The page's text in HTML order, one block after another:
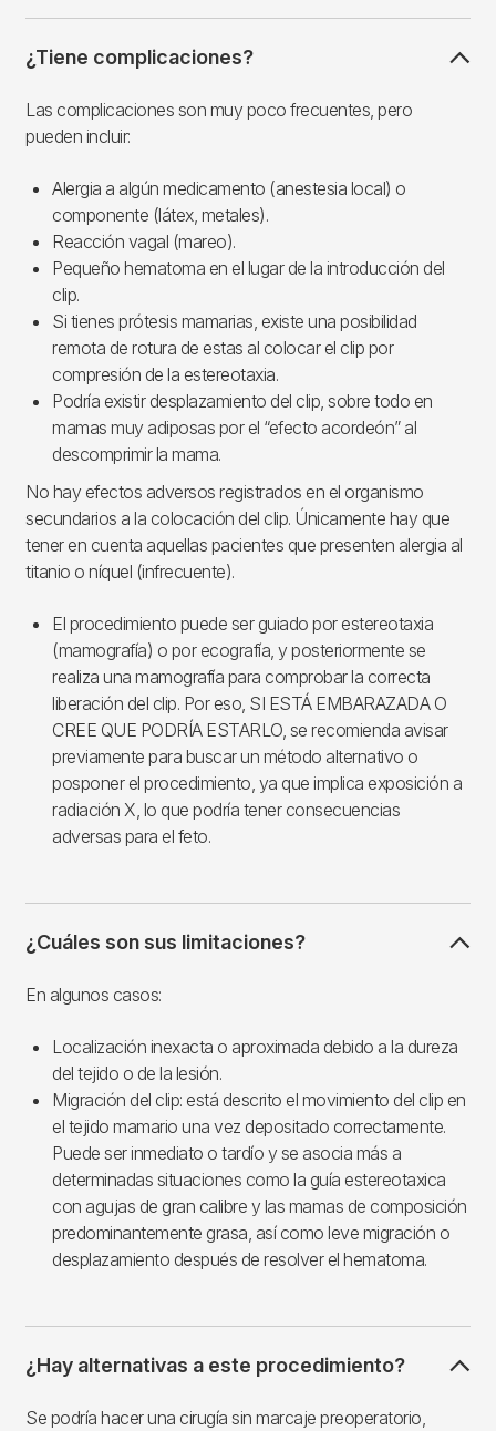
¿Tiene complicaciones?
Las complicaciones son muy poco frecuentes, pero
pueden incluir:
Alergia a algún medicamento (anestesia local) o
componente (látex, metales).
Reacción vagal (mareo).
Pequeño hematoma en el lugar de la introducción del
clip.
Si tienes prótesis mamarias, existe una posibilidad
remota de rotura de estas al colocar el clip por
compresión de la estereotaxia.
Podría existir desplazamiento del clip, sobre todo en
mamas muy adiposas por el “efecto acordeón” al
descomprimir la mama.
No hay efectos adversos registrados en el organismo
secundarios a la colocación del clip. Únicamente hay que
tener en cuenta aquellas pacientes que presenten alergia al
titanio o níquel (infrecuente).
El procedimiento puede ser guiado por estereotaxia
(mamografía) o por ecografía, y posteriormente se
realiza una mamografía para comprobar la correcta
liberación del clip. Por eso, SI ESTÁ EMBARAZADA O
CREE QUE PODRÍA ESTARLO, se recomienda avisar
previamente para buscar un método alternativo o
posponer el procedimiento, ya que implica exposición a
radiación X, lo que podría tener consecuencias
adversas para el feto.
¿Cuáles son sus limitaciones?
En algunos casos:
Localización inexacta o aproximada debido a la dureza
del tejido o de la lesión.
Migración del clip: está descrito el movimiento del clip en
el tejido mamario una vez depositado correctamente.
Puede ser inmediato o tardío y se asocia más a
determinadas situaciones como la guía estereotaxica
con agujas de gran calibre y las mamas de composición
predominantemente grasa, así como leve migración o
desplazamiento después de resolver el hematoma.
¿Hay alternativas a este procedimiento?
Se podría hacer una cirugía sin marcaje preoperatorio,